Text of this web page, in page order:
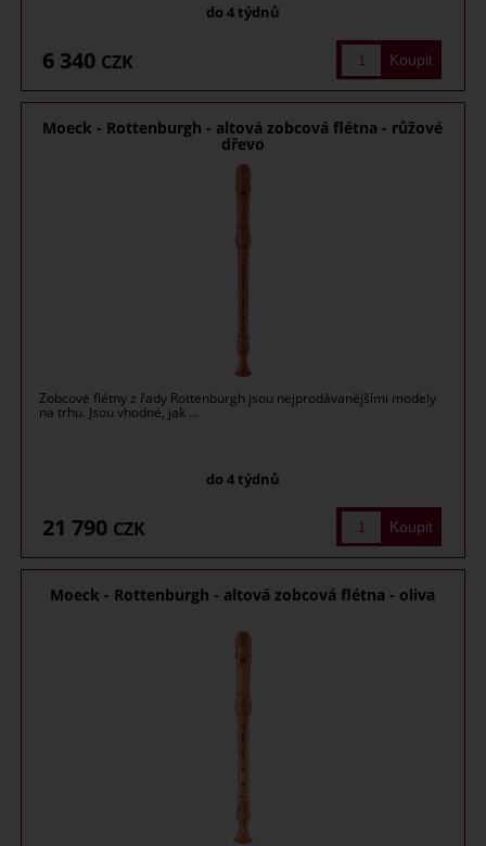
do 4 týdnů
6 340 CZK
Moeck - Rottenburgh - altová zobcová flétna - růžové
dřevo
Zobcové flétny z řady Rottenburgh jsou nejprodávanějšími modely
na trhu. Jsou vhodné, jak ...
do 4 týdnů
21 790 CZK
Moeck - Rottenburgh - altová zobcová flétna - oliva